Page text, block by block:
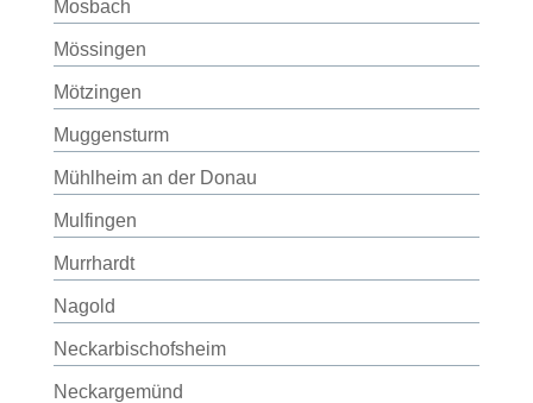
Mosbach
Mössingen
Mötzingen
Muggensturm
Mühlheim an der Donau
Mulfingen
Murrhardt
Nagold
Neckarbischofsheim
Neckargemünd